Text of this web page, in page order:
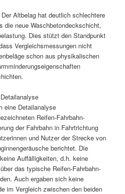
Altbelag hat deutlich schlechtere
die neue Waschbetondeckschicht,
Dies stützt den Standpunkt
Vergleichsmessungen nicht
schon aus physikalischen
eine Detailanalyse
Reifen-Fahrbahn-
der Fahrbahn in Fahrtrichtung
und Nutzer der Strecke von
berichtet. Die
Auffälligkeiten, d.h. keine
das typische Reifen-Fahrbahn-
Auch ergaben sich keine
im Vergleich zwischen den beiden